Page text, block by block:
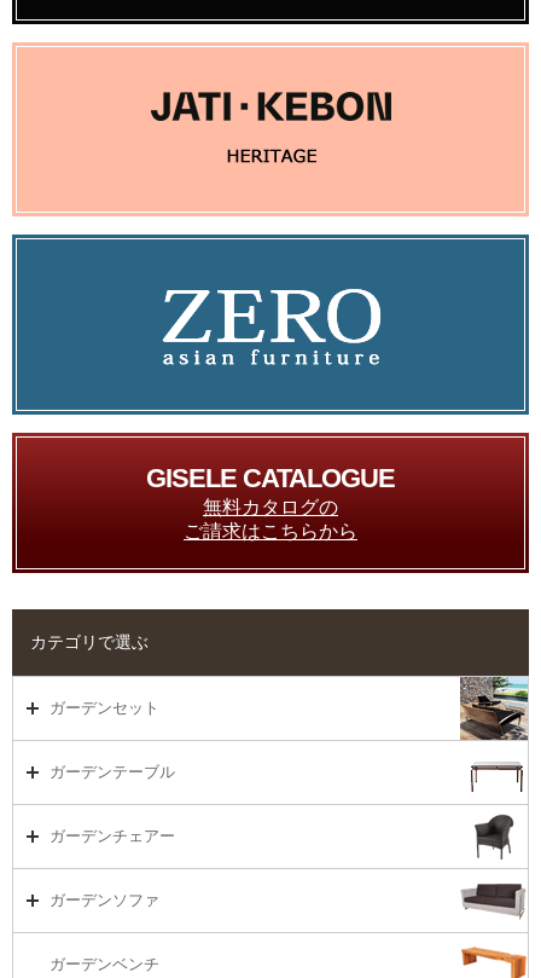
GISELE CATALOGUE
無料カタログの
ご請求はこちらから
カテゴリで選ぶ
ガーデンセット
ガーデンセット（海外在庫）
ラウンジ・ベッド
ガーデンテーブル
ガーデンテーブルTOP
ガーデンチェアー
ガーデンチェアーTOP
ガーデンソファ
ガーデンソファTOP
ガーデンベンチ